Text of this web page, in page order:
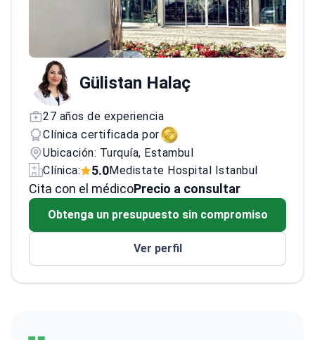
Gülistan Halaç
27 años de experiencia
Clínica certificada por
Ubicación: Turquía, Estambul
Clínica:
5.0Medistate Hospital Istanbul
Cita con el médicoPrecio a consultar
Obtenga un presupuesto sin compromiso
Ver perfil